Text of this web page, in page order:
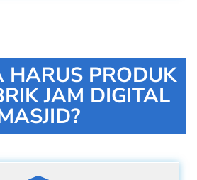
HARUS PRODUK
JAM DIGITAL